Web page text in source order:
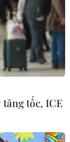
tốc, ICE